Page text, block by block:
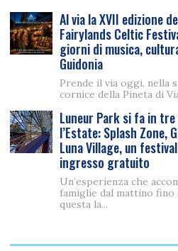
Al via la XVII edizione
Fairylands Celtic
giorni di musica,
Guidonia
Prende il via oggi, nella
cornice della Pineta di
Luneur Park si fa in
l’Estate: Splash Zone,
Luna Village, un
ingresso gratuito
Un’esperienza che
famiglie dal mattino fino
questa la...